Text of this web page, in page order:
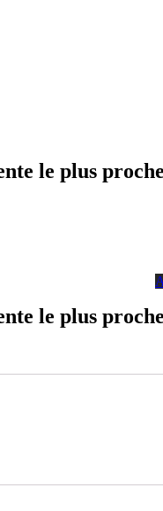
le plus
le plus